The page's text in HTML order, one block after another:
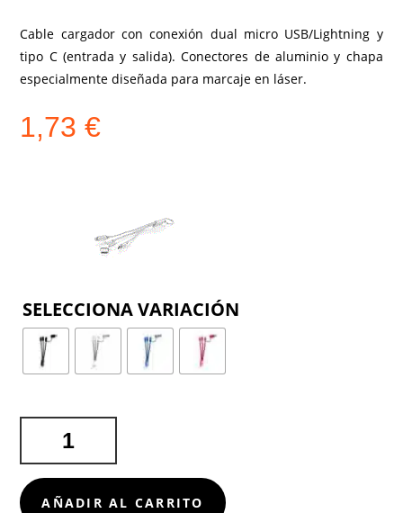
Cable cargador con conexión dual micro USB/Lightning y
tipo C (entrada y salida). Conectores de aluminio y chapa
especialmente diseñada para marcaje en láser.
1,73€
CARGADOR
FRECLES
CANTIDAD
AÑADIR AL CARRITO